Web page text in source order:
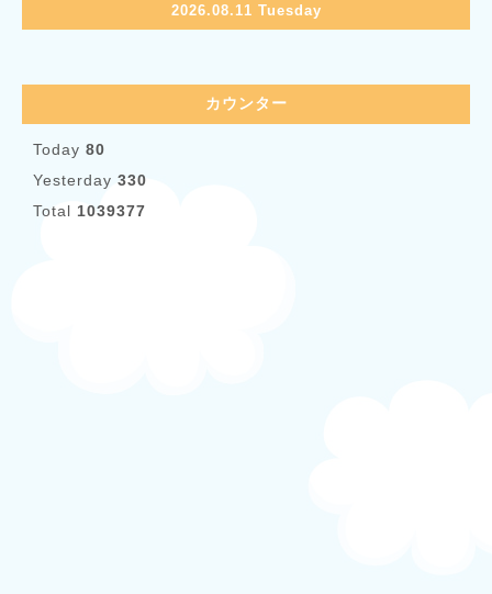
2026.08.11 Tuesday
カウンター
Today 80
Yesterday 330
Total 1039377